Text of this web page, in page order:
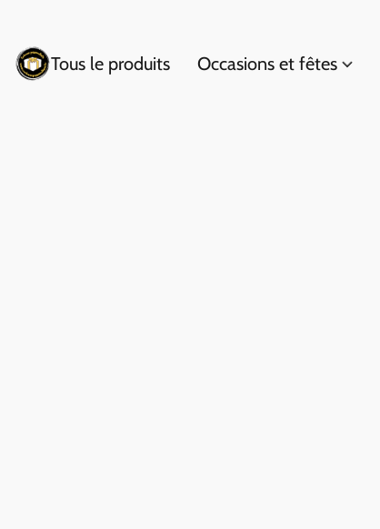
Tous le produits Occasions et fêtes